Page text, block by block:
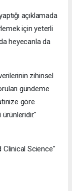
açıklamada
için yeterli
da heyecanla da
zihinsel
gündeme
göre
Science"